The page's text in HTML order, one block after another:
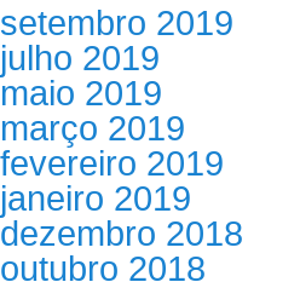
setembro 2019
julho 2019
maio 2019
março 2019
fevereiro 2019
janeiro 2019
dezembro 2018
outubro 2018